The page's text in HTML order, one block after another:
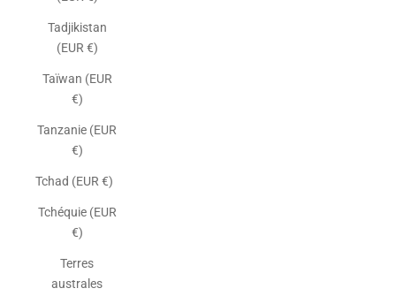
Tadjikistan
(EUR €)
Taïwan (EUR
€)
Tanzanie (EUR
€)
Tchad (EUR €)
Tchéquie (EUR
€)
Terres
australes